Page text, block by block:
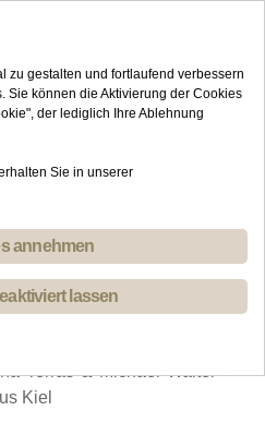
Terras & Michael Walter –
Kiel
zu gestalten und fortlaufend verbessern
Sie können die Aktivierung der Cookies
der lediglich Ihre Ablehnung
Sie in unserer
annehmen
lassen